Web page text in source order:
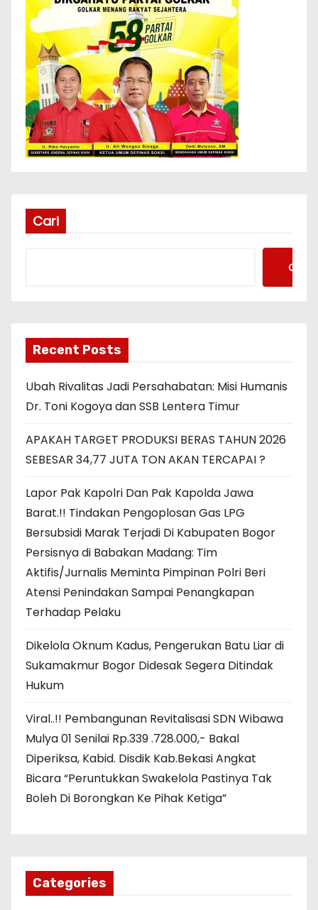
Cari
Cari
Recent Posts
Ubah Rivalitas Jadi Persahabatan: Misi Humanis
Dr. Toni Kogoya dan SSB Lentera Timur
APAKAH TARGET PRODUKSI BERAS TAHUN 2026
SEBESAR 34,77 JUTA TON AKAN TERCAPAI ?
Lapor Pak Kapolri Dan Pak Kapolda Jawa
Barat.!! Tindakan Pengoplosan Gas LPG
Bersubsidi Marak Terjadi Di Kabupaten Bogor
Persisnya di Babakan Madang: Tim
Aktifis/Jurnalis Meminta Pimpinan Polri Beri
Atensi Penindakan Sampai Penangkapan
Terhadap Pelaku
Dikelola Oknum Kadus, Pengerukan Batu Liar di
Sukamakmur Bogor Didesak Segera Ditindak
Hukum
Viral..!! Pembangunan Revitalisasi SDN Wibawa
Mulya 01 Senilai Rp.339 .728.000,- Bakal
Diperiksa, Kabid. Disdik Kab.Bekasi Angkat
Bicara “Peruntukkan Swakelola Pastinya Tak
Boleh Di Borongkan Ke Pihak Ketiga”
Categories